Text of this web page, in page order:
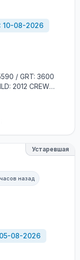
10-08-2026
/ GRT: 3600
2012 CREW
ON
Устаревшая
назад
08-2026